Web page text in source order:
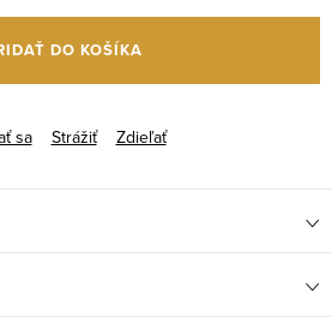
DO KOŠÍKA
sa Strážiť Zdieľať